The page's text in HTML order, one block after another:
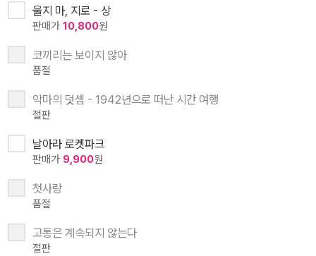
울지 마, 지로 - 상
판매가 10,800원
코끼리는 보이지 않아
품절
악마의 덧셈 - 1942년으로 떠난 시간 여행
절판
날아라 로켓파크
판매가 9,900원
첫사랑
품절
고통은 계속되지 않는다
절판